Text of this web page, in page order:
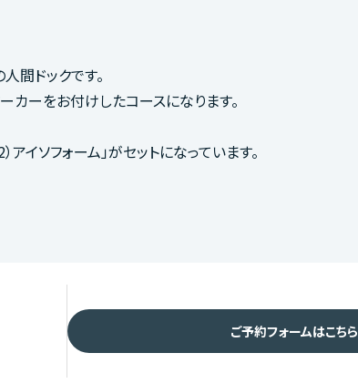
間ドックです。
カーをお付けしたコースになります。
イソフォーム」がセットになっています。
ご予約フォームはこちら